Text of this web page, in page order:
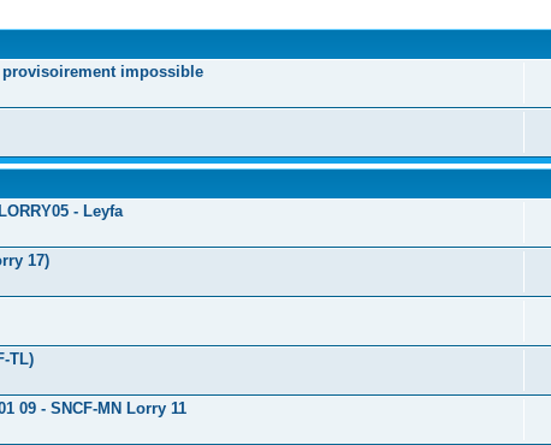
provisoirement impossible
- Leyfa
17)
TL)
09 - SNCF-MN Lorry 11